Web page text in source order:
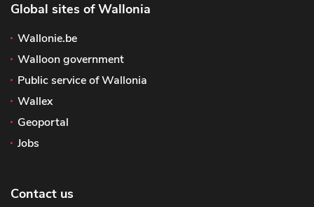
Global sites of Wallonia
Wallonie.be
Walloon government
Public service of Wallonia
Wallex
Geoportal
Jobs
Contact us